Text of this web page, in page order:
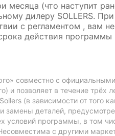
месяца (что наступит
дилеру SOLLERS.
с регламентом , вам
действия программы
совместно с официальными
позволяет в течение трёх
(в зависимости от того
замены деталей,
условий программы, в том
с другими